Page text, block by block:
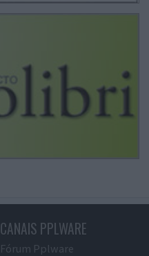
CANAIS PPLWARE
Fórum Pplware